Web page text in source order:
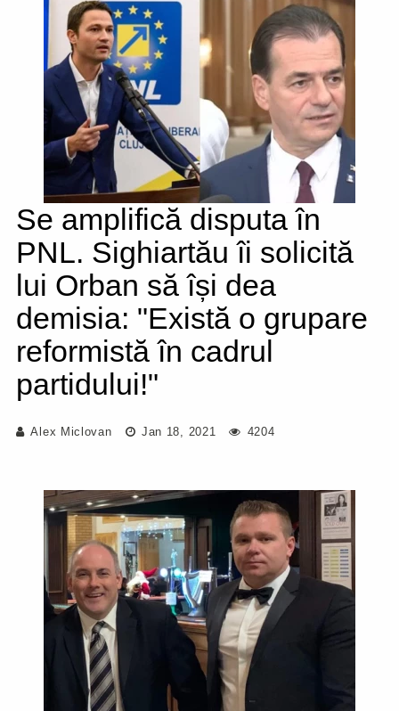
Se amplifică disputa în
PNL. Sighiartău îi solicită
lui Orban să își dea
demisia: "Există o grupare
reformistă în cadrul
partidului!"
Alex Miclovan Jan 18, 2021 4204